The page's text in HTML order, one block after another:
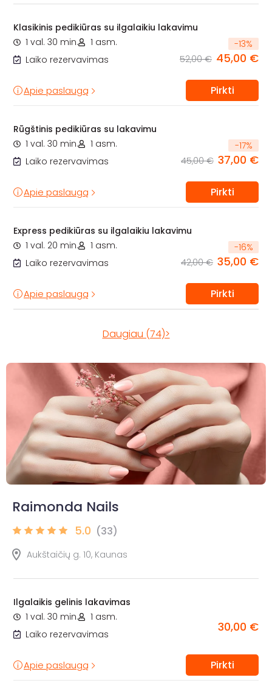
Klasikinis pedikiūras su ilgalaikiu lakavimu
1 val. 30 min.
1 asm.
Laiko rezervavimas
-13%
52,00 € 45,00 €
Apie paslaugą Pirkti
Rūgštinis pedikiūras su lakavimu
1 val. 30 min.
1 asm.
Laiko rezervavimas
-17%
45,00 € 37,00 €
Apie paslaugą Pirkti
Express pedikiūras su ilgalaikiu lakavimu
1 val. 20 min.
1 asm.
Laiko rezervavimas
-16%
42,00 € 35,00 €
Apie paslaugą Pirkti
Daugiau (74)>
Raimonda Nails
5.0 (33)
Aukštaičių g. 10, Kaunas
Ilgalaikis gelinis lakavimas
1 val. 30 min.
1 asm.
Laiko rezervavimas
30,00 €
Apie paslaugą Pirkti